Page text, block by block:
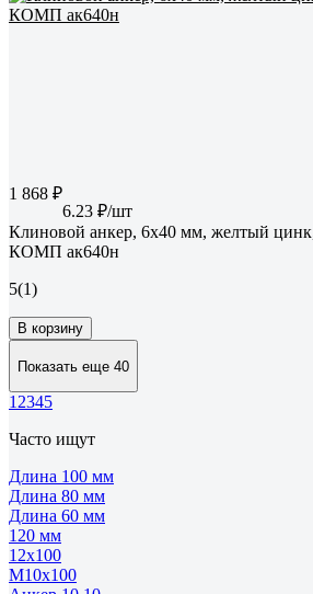
1 868 ₽
6.23 ₽/шт
Клиновой анкер, 6х40 мм, желтый
КОМП ак640н
5(1)
В корзину
Показать еще 40
1 2345
Часто ищут
Длина 100 мм
Длина 80 мм
Длина 60 мм
120 мм
12х100
М10х100